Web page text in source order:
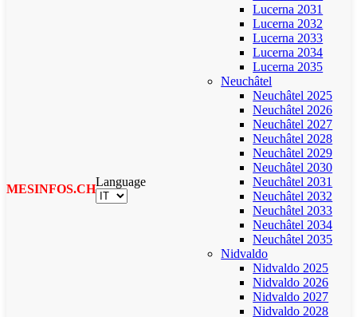
MESINFOS.CH
Language
Lucerna 2031
Lucerna 2032
Lucerna 2033
Lucerna 2034
Lucerna 2035
Neuchâtel
Neuchâtel 2025
Neuchâtel 2026
Neuchâtel 2027
Neuchâtel 2028
Neuchâtel 2029
Neuchâtel 2030
Neuchâtel 2031
Neuchâtel 2032
Neuchâtel 2033
Neuchâtel 2034
Neuchâtel 2035
Nidvaldo
Nidvaldo 2025
Nidvaldo 2026
Nidvaldo 2027
Nidvaldo 2028